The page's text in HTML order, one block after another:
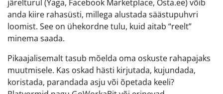
järelturul (Yaga, Facebook Marketplace, Osta.ee) võib
anda kiire rahasüsti, millega alustada säästupuhvri
loomist. See on ühekordne tulu, kuid aitab “reelt”
minema saada.
Pikaajalisemalt tasub mõelda oma oskuste rahapajaks
muutmisele. Kas oskad hästi kirjutada, kujundada,
koristada, parandada asju või õpetada keeli?